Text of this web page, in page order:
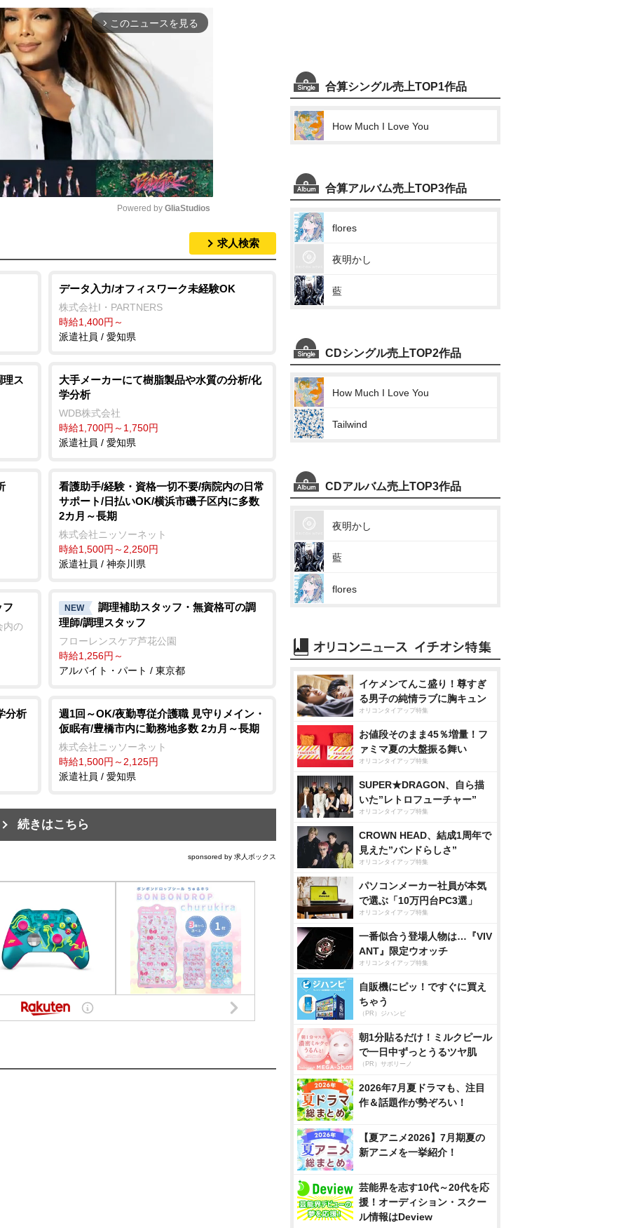
arrow_forward_ios このニュースを見る
t
e
Powered by GliaStudios
求人検索
データ入力/オフィスワーク未経験OK
株式会社I・PARTNERS
時給1,400円～
派遣社員 / 愛知県
理ス
大手メーカーにて樹脂製品や水質の分析/化
学分析
WDB株式会社
時給1,700円～1,750円
派遣社員 / 愛知県
看護助手/経験・資格一切不要/病院内の日常
サポート/日払いOK/横浜市磯子区内に多数
2カ月～長期
株式会社ニッソーネット
時給1,500円～2,250円
派遣社員 / 神奈川県
フ
内の
NEW
調理補助スタッフ・無資格可の調
理師/調理スタッフ
フローレンスケア芦花公園
時給1,256円～
アルバイト・パート / 東京都
分析
週1回～OK/夜勤専従介護職 見守りメイン・
仮眠有/豊橋市内に勤務地多数 2カ月～長期
株式会社ニッソーネット
時給1,500円～2,125円
派遣社員 / 愛知県
続きはこちら
sponsored by 求人ボックス
合算シングル売上TOP1作品
How Much I Love You
合算アルバム売上TOP3作品
flores
夜明かし
藍
CDシングル売上TOP2作品
How Much I Love You
Tailwind
CDアルバム売上TOP3作品
夜明かし
藍
flores
イケメンてんこ盛り！尊すぎ
る男子の純情ラブに胸キュン
オリコンタイアップ特集
お値段そのまま45％増量！フ
ァミマ夏の大盤振る舞い
オリコンタイアップ特集
SUPER★DRAGON、自ら描
いた”レトロフューチャー”
オリコンタイアップ特集
CROWN HEAD、結成1周年で
見えた”バンドらしさ”
オリコンタイアップ特集
パソコンメーカー社員が本気
で選ぶ「10万円台PC3選」
オリコンタイアップ特集
一番似合う登場人物は…『VIV
ANT』限定ウオッチ
オリコンタイアップ特集
自販機にピッ！ですぐに買え
ちゃう
（PR）ジハンピ
朝1分貼るだけ！ミルクピール
で一日中ずっとうるツヤ肌
（PR）サボリーノ
2026年7月夏ドラマも、注目
作＆話題作が勢ぞろい！
【夏アニメ2026】7月期夏の
新アニメを一挙紹介！
芸能界を志す10代～20代を応
援！オーディション・スクー
ル情報はDeview